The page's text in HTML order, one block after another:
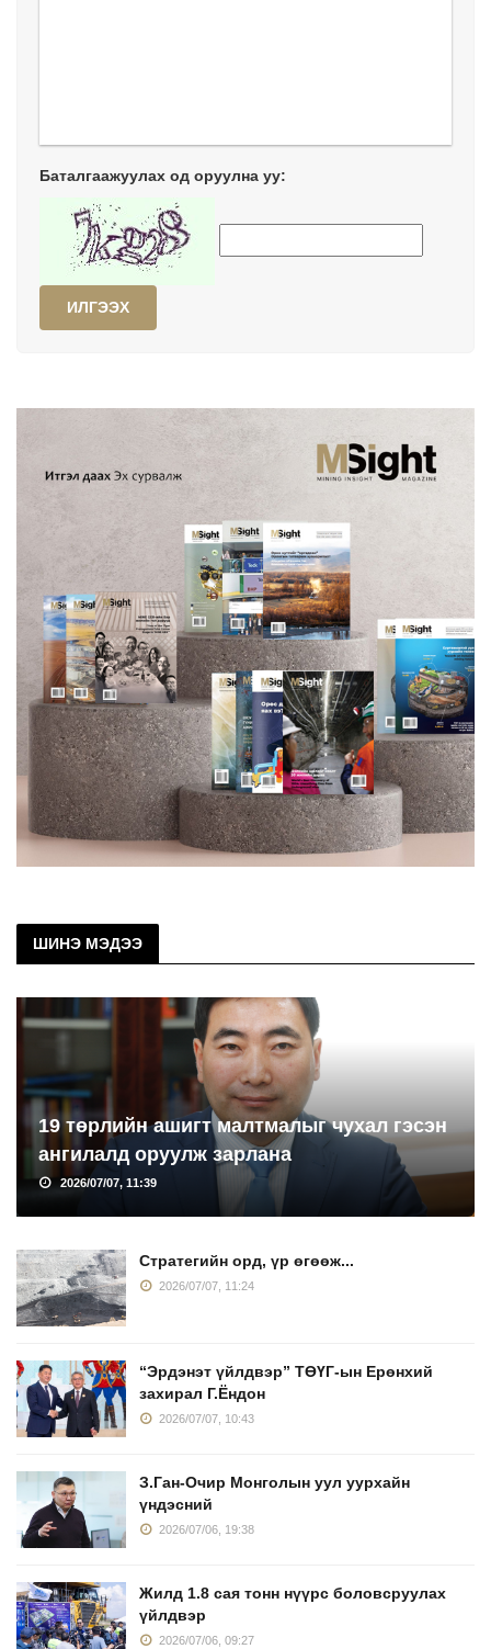
Баталгаажуулах од оруулна уу:
ИЛГЭЭХ
ШИНЭ МЭДЭЭ
19 төрлийн ашигт малтмалыг чухал гэсэн
ангилалд оруулж зарлана
2026/07/07, 11:39
Стратегийн орд, үр өгөөж...
2026/07/07, 11:24
“Эрдэнэт үйлдвэр” ТӨҮГ-ын Ерөнхий
захирал Г.Ёндон
2026/07/07, 10:43
З.Ган-Очир Монголын уул уурхайн
үндэсний
2026/07/06, 19:38
Жилд 1.8 сая тонн нүүрс боловсруулах
үйлдвэр
2026/07/06, 09:27